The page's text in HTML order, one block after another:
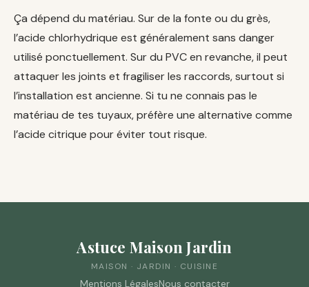
Ça dépend du matériau. Sur de la fonte ou du grès,
l’acide chlorhydrique est généralement sans danger
utilisé ponctuellement. Sur du PVC en revanche, il peut
attaquer les joints et fragiliser les raccords, surtout si
l’installation est ancienne. Si tu ne connais pas le
matériau de tes tuyaux, préfère une alternative comme
l’acide citrique pour éviter tout risque.
Astuce Maison Jardin
MAISON · JARDIN · CUISINE
Mentions LégalesNous contacter